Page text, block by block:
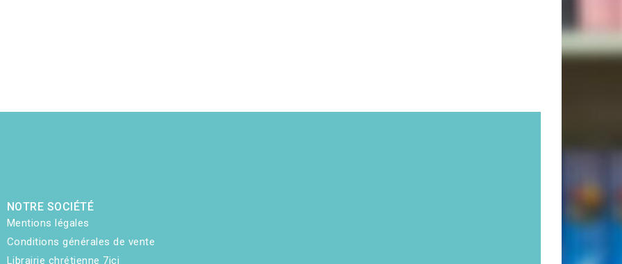
NOTRE SOCIÉTÉ
Mentions légales
Conditions générales de vente
Librairie chrétienne 7ici